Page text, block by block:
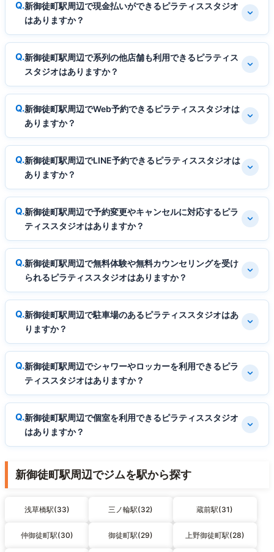
新御徒町駅周辺で現金払いができるピラティススタジオ
はありますか？
新御徒町駅周辺で系列の他店舗も利用できるピラティス
スタジオはありますか？
新御徒町駅周辺でWeb予約できるピラティススタジオは
ありますか？
新御徒町駅周辺でLINE予約できるピラティススタジオは
ありますか？
新御徒町駅周辺で予約変更やキャンセルに対応するピラ
ティススタジオはありますか？
新御徒町駅周辺で無料体験や無料カウンセリングを受け
られるピラティススタジオはありますか？
新御徒町駅周辺で駐車場のあるピラティススタジオはあ
りますか？
新御徒町駅周辺でシャワーやロッカーを利用できるピラ
ティススタジオはありますか？
新御徒町駅周辺で個室を利用できるピラティススタジオ
はありますか？
新御徒町駅周辺でジムを駅から探す
浅草橋駅(33) 三ノ輪駅(32) 蔵前駅(31)
仲御徒町駅(30) 御徒町駅(29) 上野御徒町駅(28)